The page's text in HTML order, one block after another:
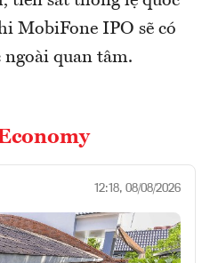
MobiFone IPO sẽ có
quan tâm.
12:18, 08/08/2026